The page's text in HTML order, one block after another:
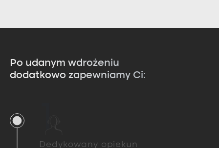
Po udanym wdrożeniu
dodatkowo zapewniamy Ci:
Dedykowany opiekun